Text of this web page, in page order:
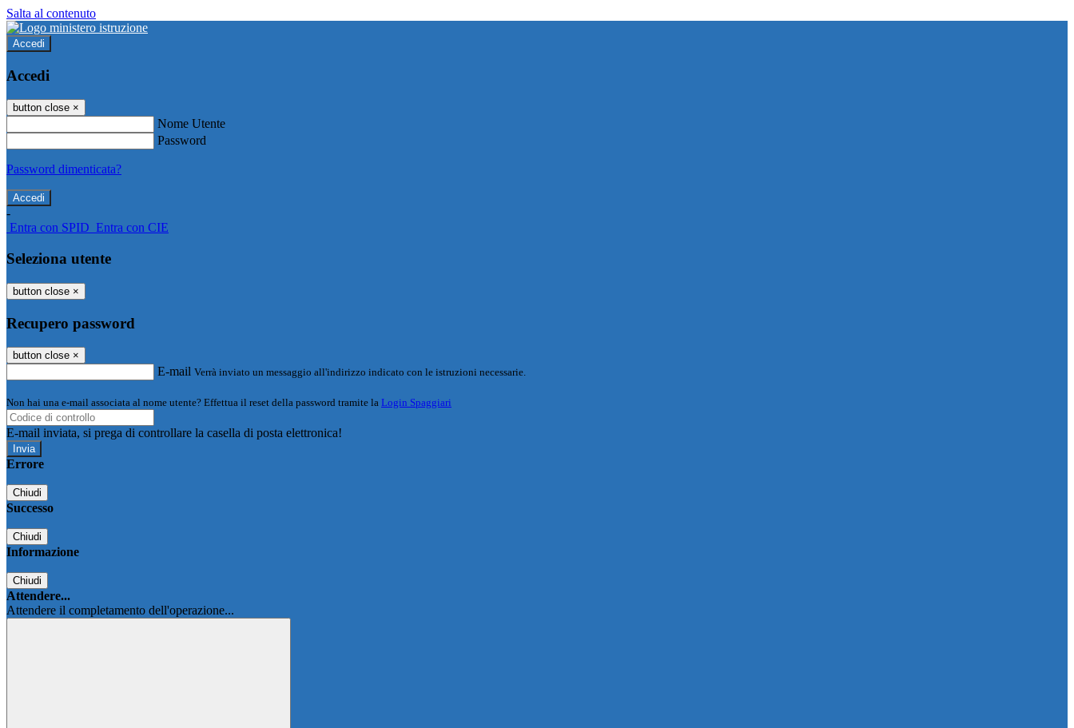
Salta al contenuto
Accedi
Accedi
button close ×
Nome Utente
Password
Password dimenticata?
-
Entra con SPID Entra con CIE
Seleziona utente
button close ×
Recupero password
button close ×
E-mail Verrà inviato un messaggio all'indirizzo indicato con le istruzioni necessarie.
Non hai una e-mail associata al nome utente? Effettua il reset della password tramite la Login Spaggiari
E-mail inviata, si prega di controllare la casella di posta elettronica!
Errore
Chiudi
Successo
Chiudi
Informazione
Chiudi
Attendere...
Attendere il completamento dell'operazione...